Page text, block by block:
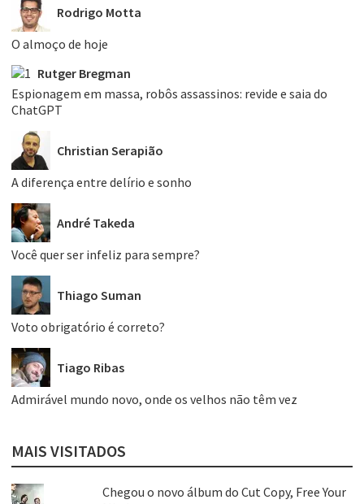
Rodrigo Motta
O almoço de hoje
Rutger Bregman
Espionagem em massa, robôs assassinos: revide e saia do
ChatGPT
Christian Serapião
A diferença entre delírio e sonho
André Takeda
Você quer ser infeliz para sempre?
Thiago Suman
Voto obrigatório é correto?
Tiago Ribas
Admirável mundo novo, onde os velhos não têm vez
MAIS VISITADOS
Chegou o novo álbum do Cut Copy, Free Your